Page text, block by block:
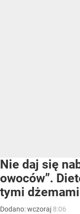
Nie daj się
owoców”.
tymi dżemami
Dodano:wczoraj 8:06